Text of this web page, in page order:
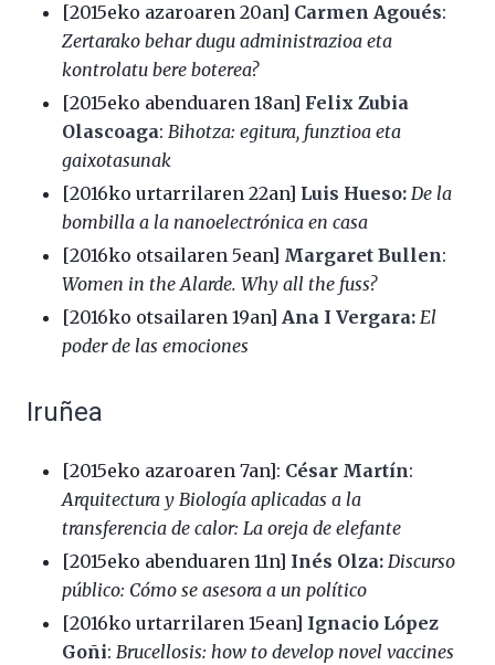
[2015eko azaroaren 20an] Carmen Agoués:
Zertarako behar dugu administrazioa eta
kontrolatu bere boterea?
[2015eko abenduaren 18an] Felix Zubia
Olascoaga: Bihotza: egitura, funztioa eta
gaixotasunak
[2016ko urtarrilaren 22an] Luis Hueso: De la
bombilla a la nanoelectrónica en casa
[2016ko otsailaren 5ean] Margaret Bullen:
Women in the Alarde. Why all the fuss?
[2016ko otsailaren 19an] Ana I Vergara: El
poder de las emociones
Iruñea
[2015eko azaroaren 7an]: César Martín:
Arquitectura y Biología aplicadas a la
transferencia de calor: La oreja de elefante
[2015eko abenduaren 11n] Inés Olza: Discurso
público: Cómo se asesora a un político
[2016ko urtarrilaren 15ean] Ignacio López
Goñi: Brucellosis: how to develop novel vaccines